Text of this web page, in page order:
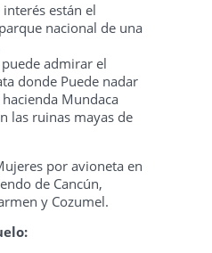
están el
nacional de una
admirar el
donde Puede nadar
Mundaca
las ruinas mayas de
por avioneta en
de Cancún,
y Cozumel.